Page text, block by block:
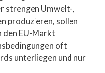
strengen Umwelt-,
produzieren, sollen
den EU-Markt
oft
unterliegen und nur